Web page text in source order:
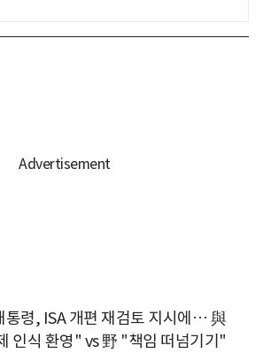
통령, ISA 개편 재검토 지시에… 與
인식 환영" vs 野 "책임 떠넘기기"